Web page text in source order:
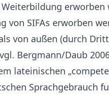
Weiterbildung
von SIFAs erworben
von außen (durch
Bergmann/Daub
lateinischen
Sprachgebrauch